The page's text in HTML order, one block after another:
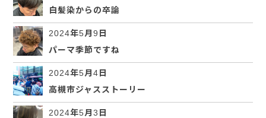
白髪染からの卒論
2024年5月9日
パーマ季節ですね
2024年5月4日
高槻市ジャスストーリー
2024年5月3日